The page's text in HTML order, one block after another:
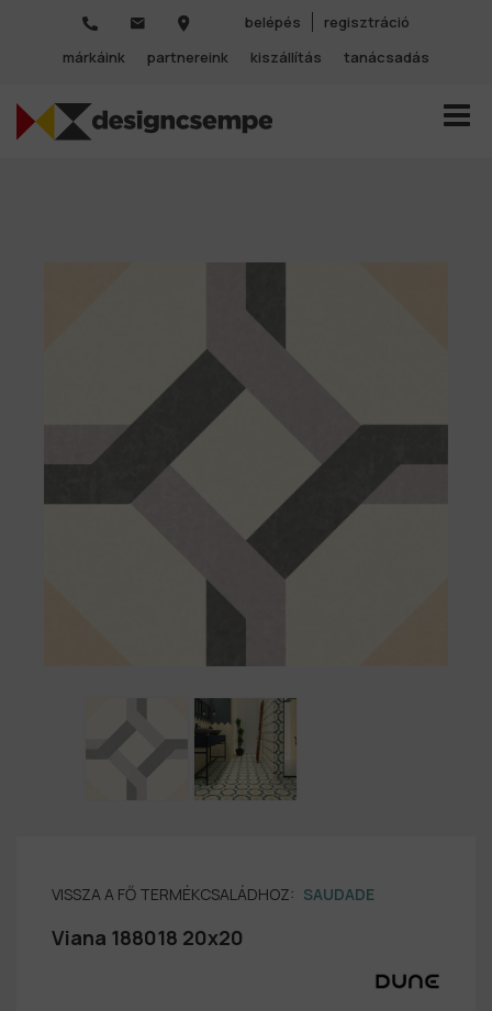
belépés
regisztráció
márkáink
partnereink kiszállítás tanácsadás
VISSZA A FŐ TERMÉKCSALÁDHOZ: SAUDADE
Viana 188018 20x20